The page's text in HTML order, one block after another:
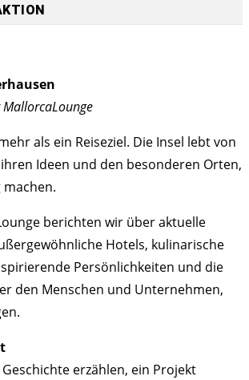
als ein Reiseziel. Die Insel lebt von
Ideen und den besonderen Orten,
machen.
berichten wir über aktuelle
Hotels, kulinarische
Persönlichkeiten und die
den Menschen und Unternehmen,
erzählen, ein Projekt